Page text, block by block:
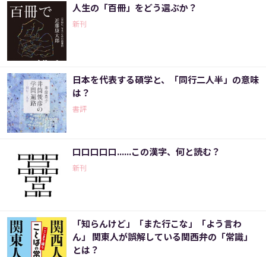
人生の「百冊」をどう選ぶか？
新刊
日本を代表する碩学と、「同行二人半」の意味
は？
書評
口口口口口......この漢字、何と読む？
新刊
「知らんけど」「また行こな」「よう言わ
ん」 関東人が誤解している関西弁の「常識」
とは？